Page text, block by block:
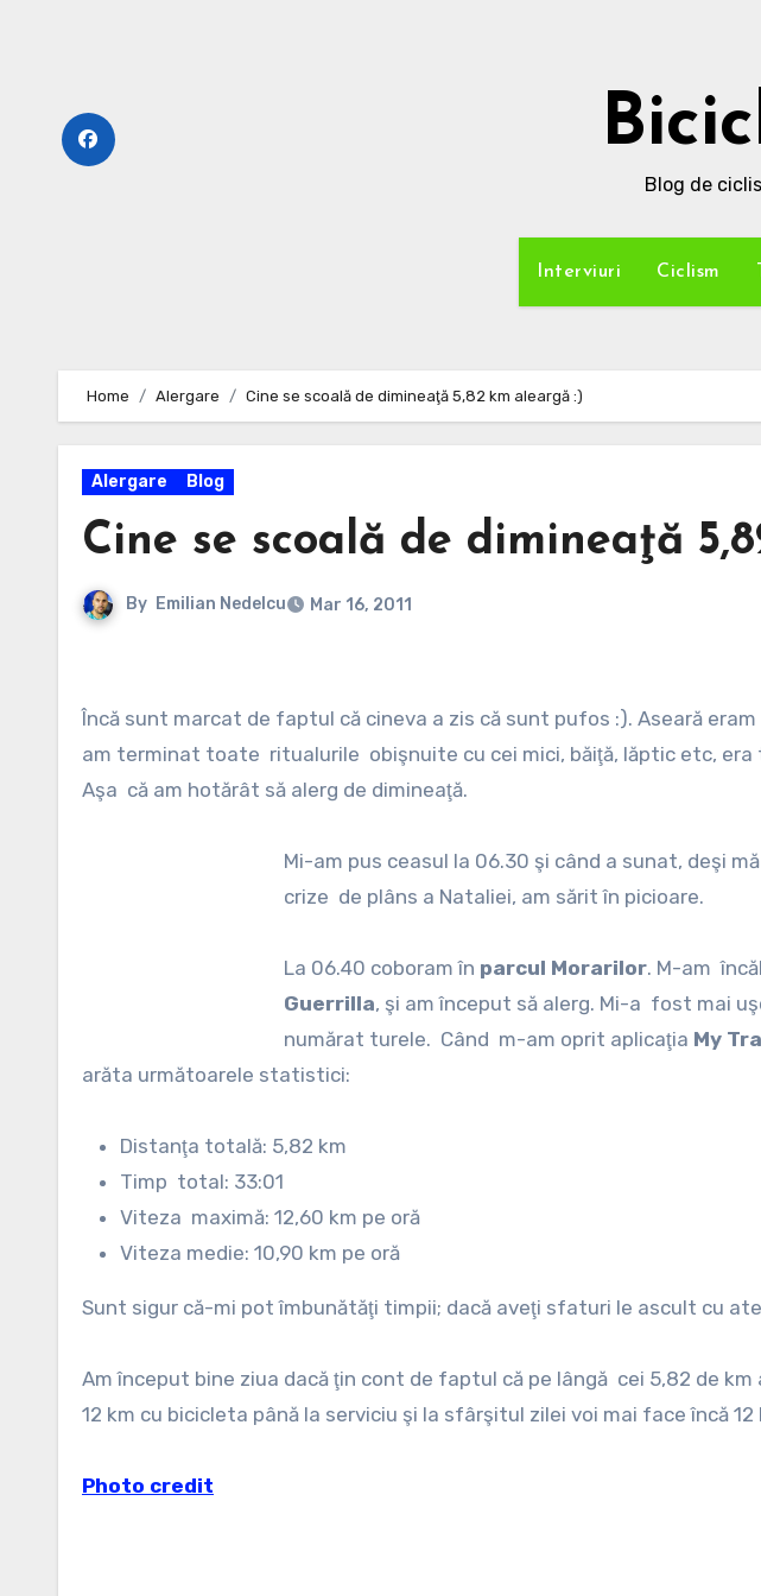
Blog de
Interviuri Ciclism
Home Alergare Cine se scoală de dimineaţă 5,82 km aleargă :)
Alergare Blog
Cine se scoală de dimineaţă
By Emilian Nedelcu Mar 16, 2011
Încă sunt marcat de faptul că cineva a zis că sunt pufos :). Aseară
am terminat toate ritualurile obişnuite cu cei mici, băiţă, lăptic etc, era
Aşa că am hotărât să alerg de dimineaţă.
Mi-am pus ceasul la 06.30 şi când a sunat, deşi
crize de plâns a Nataliei, am sărit în picioare.
La 06.40 coboram în parcul Morarilor. M-am
Guerrilla, şi am început să alerg. Mi-a fost mai
numărat turele. Când m-am oprit aplicaţia My
arăta următoarele statistici:
Distanţa totală: 5,82 km
Timp total: 33:01
Viteza maximă: 12,60 km pe oră
Viteza medie: 10,90 km pe oră
Sunt sigur că-mi pot îmbunătăţi timpii; dacă aveţi sfaturi le ascult cu
Am început bine ziua dacă ţin cont de faptul că pe lângă cei 5,82 de
12 km cu bicicleta până la serviciu şi la sfârşitul zilei voi mai face încă 12
Photo credit